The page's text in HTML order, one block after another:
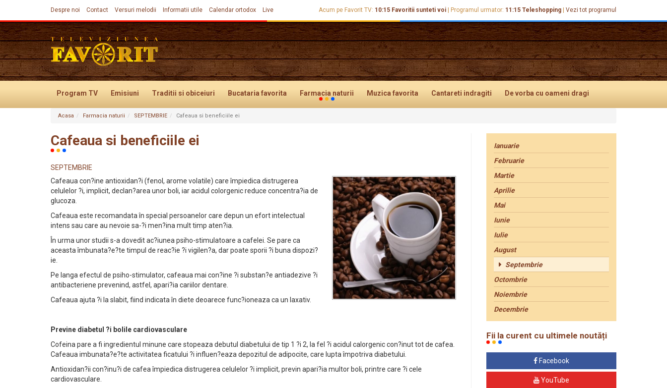
Despre noi Contact Versuri melodii Informatii utile Calendar ortodox Live Acum pe Favorit TV: 10:15 Favoritii sunteti voi Programul urmator: 11:15 Teleshopping Vezi tot programul
Program TV Emisiuni Traditii si obiceiuri Bucataria favorita Farmacia naturii Muzica favorita Cantareti indragiti De vorba cu oameni dragi
Evenimente
Acasa Farmacia naturii SEPTEMBRIE Cafeaua si beneficiile ei
Cafeaua si beneficiile ei
SEPTEMBRIE
Cafeaua con?ine antioxidan?i (fenol, arome volatile) care împiedica distrugerea
celulelor ?i, implicit, declan?area unor boli, iar acidul colorgenic reduce concentra?ia de
glucoza.
Cafeaua este recomandata în special persoanelor care depun un efort intelectual
intens sau care au nevoie sa-?i men?ina mult timp aten?ia.
În urma unor studii s-a dovedit ac?iunea psiho-stimulatoare a cafelei. Se pare ca
aceasta îmbunata?e?te timpul de reac?ie ?i vigilen?a, dar poate sporii ?i buna dispozi?
ie.
Pe langa efectul de psiho-stimulator, cafeaua mai con?ine ?i substan?e antiadezive ?i
antibacteriene prevenind, astfel, apari?ia cariilor dentare.
Cafeaua ajuta ?i la slabit, fiind indicata în diete deoarece func?ioneaza ca un laxativ.
Previne diabetul ?i bolile cardiovasculare
Cofeina pare a fi ingredientul minune care stopeaza debutul diabetului de tip 1 ?i 2, la fel ?i acidul calorgenic con?inut tot de cafea.
Cafeaua imbunata?e?te activitatea ficatului ?i influen?eaza depozitul de adipocite, care lupta împotriva diabetului.
Antioxidan?ii con?inu?i de cafea împiedica distrugerea celulelor ?i implicit, previn apari?ia multor boli, printre care ?i cele
cardiovasculare.
Ianuarie
Februarie
Martie
Aprilie
Mai
Iunie
Iulie
August
Septembrie
Octombrie
Noiembrie
Decembrie
Fii la curent cu ultimele noutăți
Facebook
YouTube